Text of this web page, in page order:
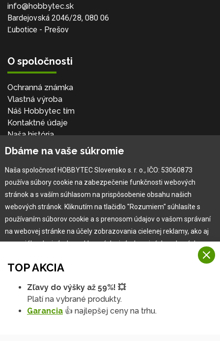
info@hobbytec.sk
Bardejovská 2046/28, 080 06
Ľubotice - Prešov
O spoločnosti
Ochranná známka
Vlastná výroba
Náš Hobbytec tím
Kontaktné údaje
Naša história
Kariéra
Pre zákazníka
Garancia najlepšej ceny
Užívateľský manuál
Obchodné podmienky
Zákazník & partner
Novinky
TOP AKCIA
Zľavy do výšky až 59%! 💥
Platí na vybrané produkty.
Garancia 👍 najlepšej ceny na trhu.
Dbáme na vaše súkromie
Naša spoločnosť HOBBYTEC Slovensko s. r. o., IČO: 53060873
používa súbory cookie na zabezpečenie funkčnosti webových
stránok a s vaším súhlasom na prispôsobenie obsahu našich
webových stránok. Kliknutím na tlačidlo "Rozumiem" súhlasíte s
používaním súborov cookie a s prenosom údajov o vašom správaní
na webovej stránke na účely zobrazovania cielenej reklamy, ako aj
na sociálnych sieťach a reklamných sieťach na iných webových
Viac informácií
Na našich webových stránkach používame niekoľko kategórií
Rozumiem